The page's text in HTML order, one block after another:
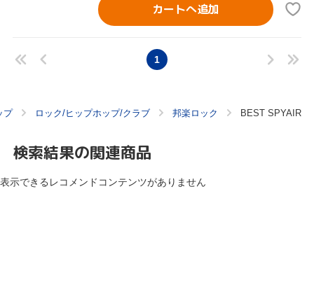
カートへ追加
1
プ ロック/ヒップホップ/クラブ 邦楽ロック BEST SPYAIR
検索結果の関連商品
表示できるレコメンドコンテンツがありません